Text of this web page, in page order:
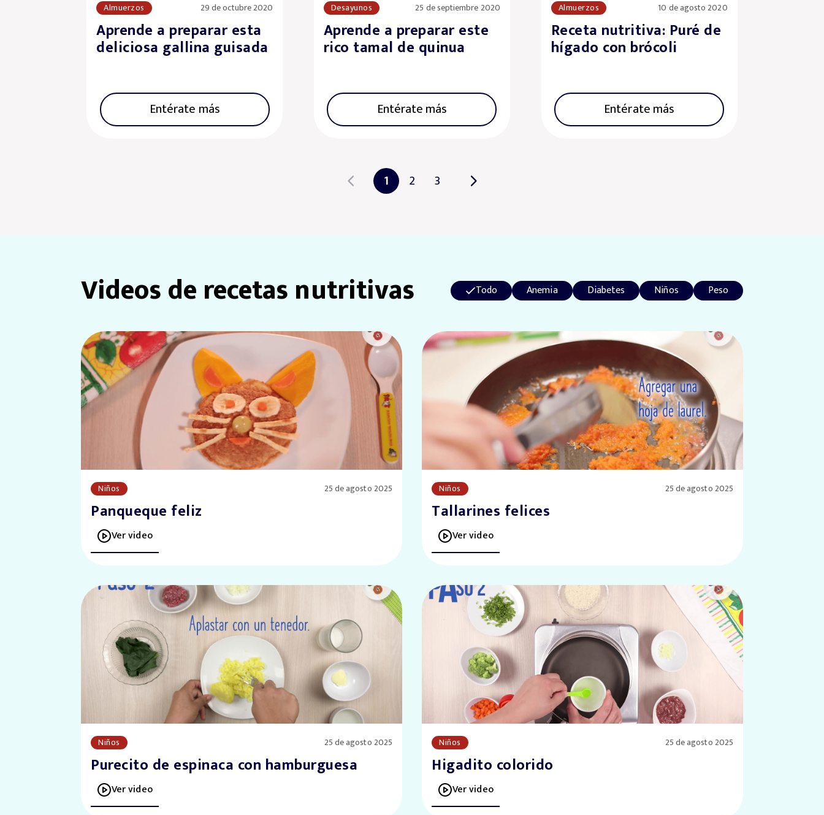
Almuerzos 29 de octubre 2020
Aprende a preparar esta
deliciosa gallina guisada
Entérate más
Desayunos 25 de septiembre 2020
Aprende a preparar este
rico tamal de quinua
Entérate más
Almuerzos 10 de agosto 2020
Receta nutritiva: Puré de
hígado con brócoli
Entérate más
1 2 3
Videos de recetas nutritivas Todo Anemia Diabetes Niños Peso
Niños 25 de agosto 2025
Panqueque feliz
Ver video
Niños 25 de agosto 2025
Tallarines felices
Ver video
Niños 25 de agosto 2025
Purecito de espinaca con hamburguesa
Ver video
Niños 25 de agosto 2025
Higadito colorido
Ver video